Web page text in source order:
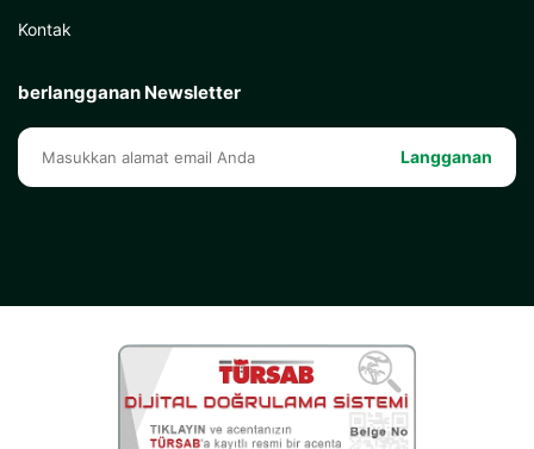
Kontak
berlangganan Newsletter
Langganan